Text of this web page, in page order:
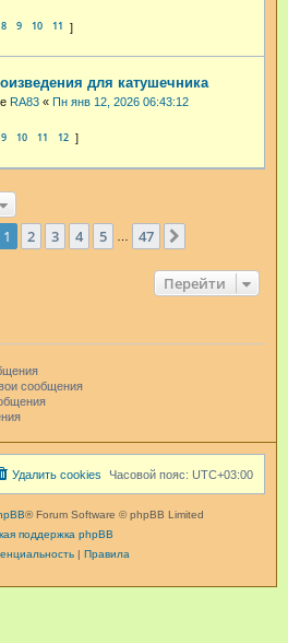
8 9 10 11
для катушечника
RA83 « Пн янв 12, 2026 06:43:12
9 10 11 12
из 47
1 2 3 4 5 47
Перейти
сообщения
Часовой пояс: UTC+03:00
Удалить cookies
® Forum Software © phpBB Limited
поддержка phpBB
| Правила